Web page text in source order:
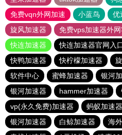
免费vqn外网加速
小蓝鸟 优
旋风加速器
免费vps加速器外
快连加速器
快连加速器官网入
快鸭加速器
快柠檬加速器
软件中心
蜜蜂加速器 银河
银河加速器
hammer加速器
vp(永久免费)加速器
蚂蚁加速器
银河加速器
白鲸加速器 海